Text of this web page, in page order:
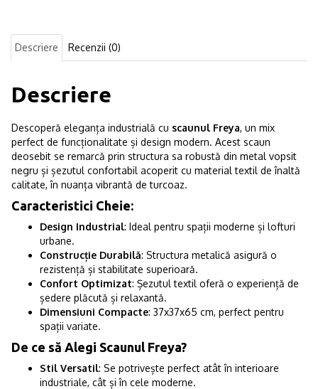
Descriere Recenzii (0)
Descriere
Descoperă eleganța industrială cu scaunul Freya, un mix
perfect de funcționalitate și design modern. Acest scaun
deosebit se remarcă prin structura sa robustă din metal vopsit
negru și șezutul confortabil acoperit cu material textil de înaltă
calitate, în nuanța vibrantă de turcoaz.
Caracteristici Cheie:
Design Industrial: Ideal pentru spații moderne și lofturi
urbane.
Construcție Durabilă: Structura metalică asigură o
rezistență și stabilitate superioară.
Confort Optimizat: Șezutul textil oferă o experiență de
ședere plăcută și relaxantă.
Dimensiuni Compacte: 37x37x65 cm, perfect pentru
spații variate.
De ce să Alegi Scaunul Freya?
Stil Versatil: Se potrivește perfect atât în interioare
industriale, cât și în cele moderne.